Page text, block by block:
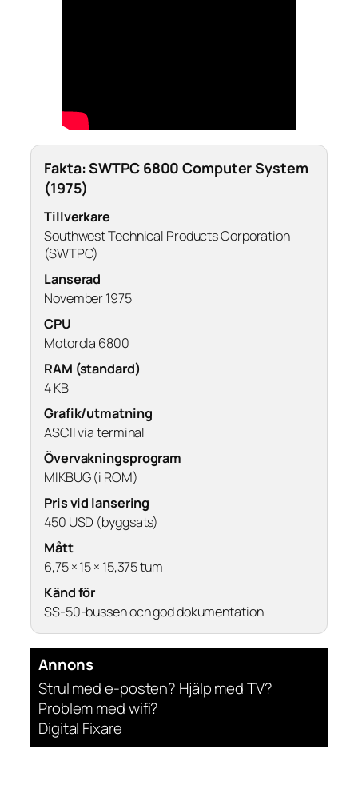
Fakta: SWTPC 6800 Computer System
(1975)
Tillverkare
Southwest Technical Products Corporation
(SWTPC)
Lanserad
November 1975
CPU
Motorola 6800
RAM (standard)
4 KB
Grafik/utmatning
ASCII via terminal
Övervakningsprogram
MIKBUG (i ROM)
Pris vid lansering
450 USD (byggsats)
Mått
6,75 × 15 × 15,375 tum
Känd för
SS-50-bussen och god dokumentation
Annons
Strul med e-posten? Hjälp med TV?
Problem med wifi?
Digital Fixare